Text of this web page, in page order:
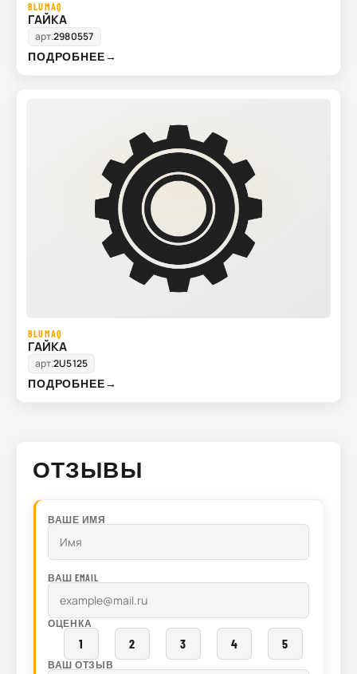
BLUMAQ
ГАЙКА
арт.2980557
ПОДРОБНЕЕ→
BLUMAQ
ГАЙКА
арт.2U5125
ПОДРОБНЕЕ→
ОТЗЫВЫ
ВАШЕ ИМЯ
ВАШ EMAIL
ОЦЕНКА
1 2 3 4 5
ВАШ ОТЗЫВ